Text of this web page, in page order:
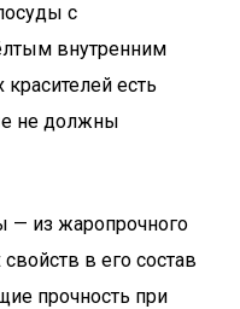
с
внутренним
есть
не должны
— из жаропрочного
в его состав
прочность при